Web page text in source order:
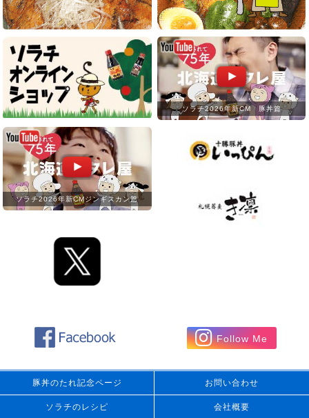
ソラチ2026年新CM 豚丼篇
ソラチ2026年新CMジンギスカン篇
Follow Me
豚丼のたれ記念ページ お問い合わせ
ソラチのレシピ 会社概要